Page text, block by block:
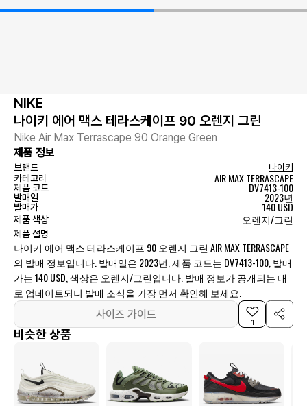
NIKE
나이키 에어 맥스 테라스케이프 90 오렌지 그린
Nike Air Max Terrascape 90 Orange Green
제품 정보
브랜드
나이키
카테고리
AIR MAX TERRASCAPE
제품 코드 DV7413-100
발매일 2023년
발매가 140 USD
제품 색상 오렌지/그린
제품 설명
나이키 에어 맥스 테라스케이프 90 오렌지 그린 AIR MAX TERRASCAPE
의 발매 정보입니다. 발매일은 2023년, 제품 코드는 DV7413-100, 발매
가는 140 USD, 색상은 오렌지/그린입니다. 발매 정보가 공개되는 대
로 업데이트되니 발매 소식을 가장 먼저 확인해 보세요.
사이즈 가이드
1
비슷한 상품